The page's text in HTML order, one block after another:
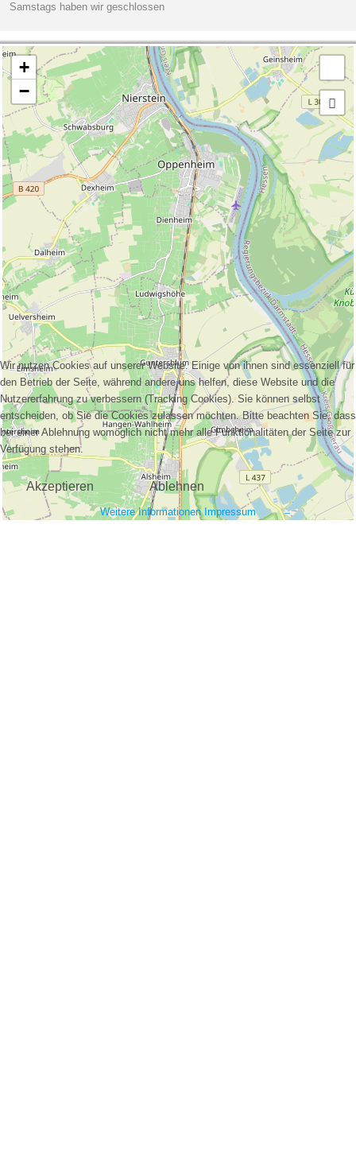
Samstags haben wir geschlossen
+
−
Wir nutzen Cookies auf unserer Website. Einige von ihnen sind essenziell für
den Betrieb der Seite, während andere uns helfen, diese Website und die
Nutzererfahrung zu verbessern (Tracking Cookies). Sie können selbst
entscheiden, ob Sie die Cookies zulassen möchten. Bitte beachten Sie, dass
bei einer Ablehnung womöglich nicht mehr alle Funktionalitäten der Seite zur
Verfügung stehen.
Akzeptieren Ablehnen
Weitere Informationen Impressum